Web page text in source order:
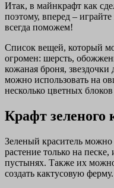
Итак, в майнкрафт как
поэтому, вперед –
всегда поможем!
Список вещей, который
огромен: шерсть,
кожаная броня, звездочки
можно использовать на
несколько цветных
Крафт зеленого
Зеленый краситель можно
растение только на
пустынях. Также их
создать кактусовую ферму.